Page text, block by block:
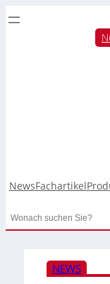
NewsFachartikel
Search
NEWS